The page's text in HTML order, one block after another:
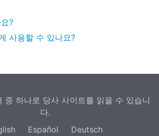
?
사용할 수 있나요?
중 하나로 당사 사이트를 읽을 수 있습니
다.
Español
Deutsch